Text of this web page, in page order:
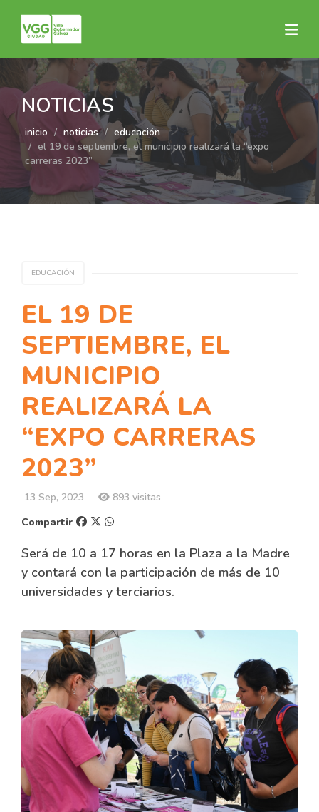
NOTICIAS
inicio noticias
educación
el 19 de septiembre, el municipio realizará la “expo
carreras 2023”
EDUCACIÓN
EL 19 DE
SEPTIEMBRE, EL
MUNICIPIO
REALIZARÁ LA
“EXPO CARRERAS
2023”
13 Sep, 2023
893 visitas
Compartir
Será de 10 a 17 horas en la Plaza a la Madre
y contará con la participación de más de 10
universidades y terciarios.